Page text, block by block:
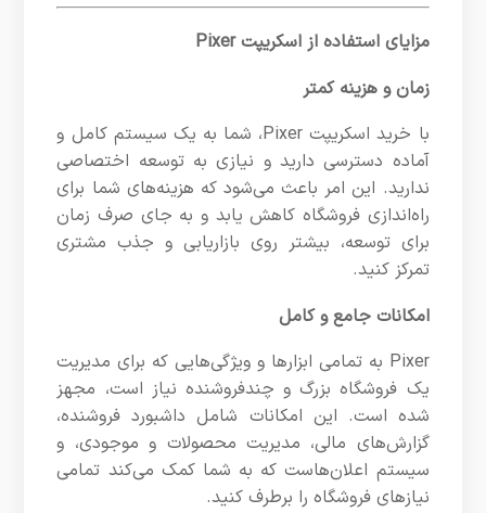
مزایای استفاده از اسکریپت Pixer
زمان و هزینه کمتر
با خرید اسکریپت Pixer، شما به یک سیستم کامل و
آماده دسترسی دارید و نیازی به توسعه اختصاصی
ندارید. این امر باعث می‌شود که هزینه‌های شما برای
راه‌اندازی فروشگاه کاهش یابد و به جای صرف زمان
برای توسعه، بیشتر روی بازاریابی و جذب مشتری
تمرکز کنید.
امکانات جامع و کامل
Pixer به تمامی ابزارها و ویژگی‌هایی که برای مدیریت
یک فروشگاه بزرگ و چندفروشنده نیاز است، مجهز
شده است. این امکانات شامل داشبورد فروشنده،
گزارش‌های مالی، مدیریت محصولات و موجودی، و
سیستم اعلان‌هاست که به شما کمک می‌کند تمامی
نیازهای فروشگاه را برطرف کنید.